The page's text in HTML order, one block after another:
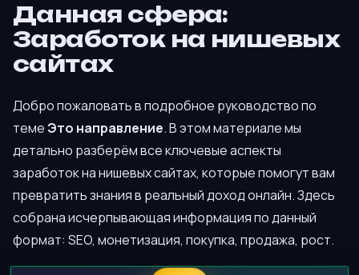
Данная сфера:
Заработок на нишевых
сайтах
Добро пожаловать в подробное руководство по
темеЭто направление. В этом материале мы
детально разберём все ключевые аспекты
заработок на нишевых сайтах, которые помогут вам
превратить знания в реальный доход онлайн. Здесь
собрана исчерпывающая информация по данный
формат: SEO, монетизация, покупка, продажа, рост.